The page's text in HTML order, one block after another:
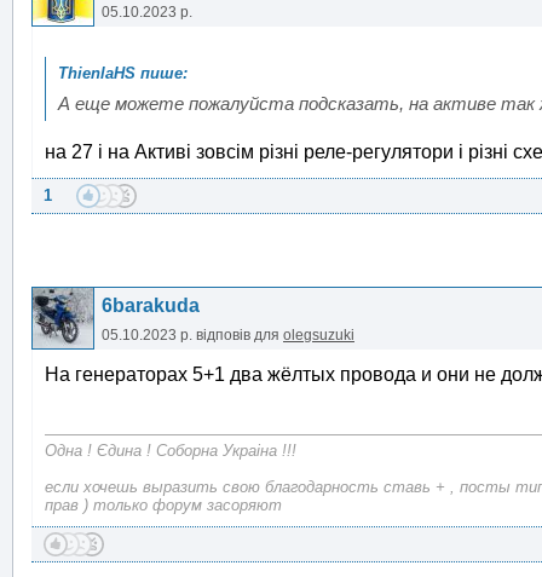
05.10.2023 р.
А еще можете пожалуйста подсказать, на активе так
на 27 і на Активі зовсім різні реле-регулятори і
1
6barakuda
05.10.2023 р. відповів для olegsuzuki
На генераторах 5+1 два жёлтых провода и они не
Одна ! Єдина ! Соборна Украіна !!!
если хочешь выразить свою благодарность ставь + , посты
прав ) только форум засоряют